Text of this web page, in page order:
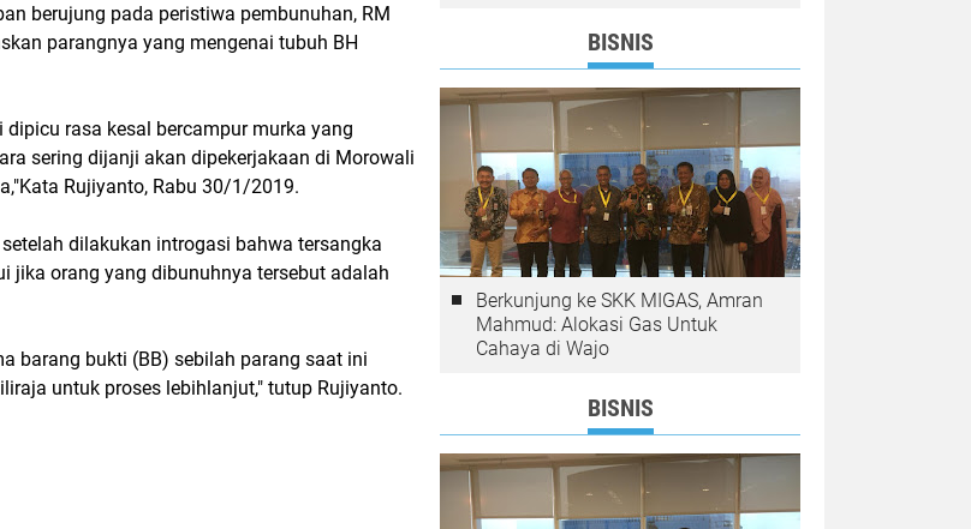
berujung pada peristiwa pembunuhan, RM
parangnya yang mengenai tubuh BH
rasa kesal bercampur murka yang
sering dijanji akan dipekerjakaan di Morowali
Rujiyanto, Rabu 30/1/2019.
dilakukan introgasi bahwa tersangka
jika orang yang dibunuhnya tersebut adalah
barang bukti (BB) sebilah parang saat ini
untuk proses lebihlanjut," tutup Rujiyanto.
BISNIS
Berkunjung ke SKK MIGAS, Amran
Mahmud: Alokasi Gas Untuk
Cahaya di Wajo
BISNIS